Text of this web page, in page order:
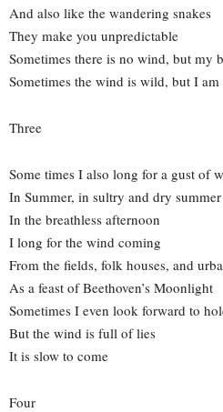
And also like the wandering snakes
They make you unpredictable
Sometimes there is no wind, but my
Sometimes the wind is wild, but I am
Three
Some times I also long for a gust of
In Summer, in sultry and dry summer
In the breathless afternoon
I long for the wind coming
From the fields, folk houses, and
As a feast of Beethoven’s Moonlight
Sometimes I even look forward to
But the wind is full of lies
It is slow to come
Four